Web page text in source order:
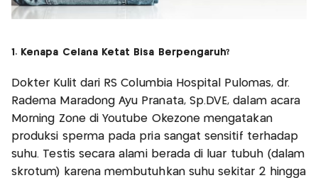
1. Kenapa Celana Ketat Bisa Berpengaruh?
Dokter Kulit dari RS Columbia Hospital Pulomas, dr.
Radema Maradong Ayu Pranata, Sp.DVE, dalam acara
Morning Zone di Youtube Okezone mengatakan
produksi sperma pada pria sangat sensitif terhadap
suhu. Testis secara alami berada di luar tubuh (dalam
skrotum) karena membutuhkan suhu sekitar 2 hingga